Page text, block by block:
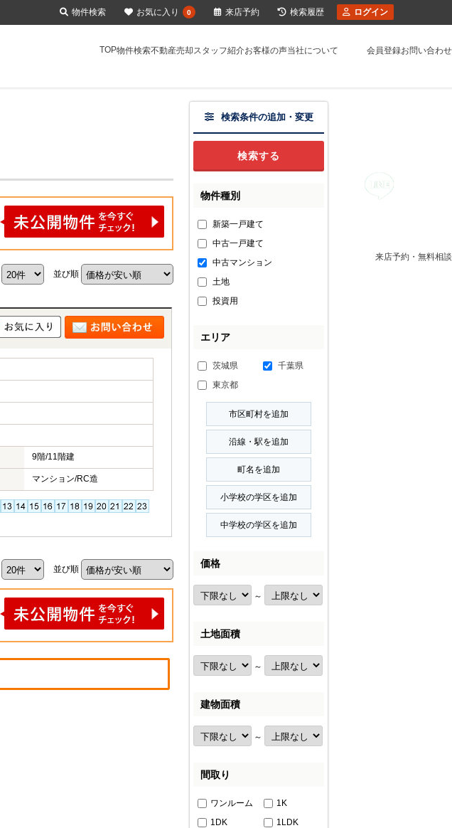
TOP物件検索不動産売却スタッフ紹介お客様の声当社について 会員登録お問い合わせ
来店予約・無料相談
並び順
9階/11階建
マンション/RC造
並び順
検索条件の追加・変更
物件種別
新築一戸建て
中古一戸建て
中古マンション
土地
投資用
エリア
茨城県
千葉県
東京都
価格
～
土地面積
～
建物面積
～
間取り
ワンルーム
1K
1DK
1LDK
物件検索 お気に入り 0 来店予約 検索履歴 ログイン